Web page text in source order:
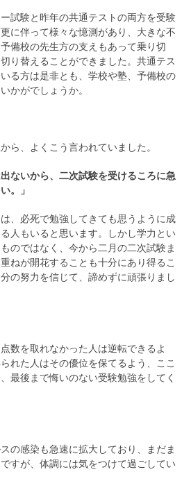
試験と昨年の共通テストの両方を受験
に伴って様々な憶測があり、大きな不
備校の先生方の支えもあって乗り切
り替えることができました。共通テス
る方は是非とも、学校や塾、予備校の
かがでしょうか。
ら、よくこう言われていました。
ないから、二次試験を受けるころに急
。」
、必死で勉強してきても思うように成
人もいると思います。しかし学力とい
のではなく、今から二月の二次試験ま
ねが開花することも十分にあり得るこ
の努力を信じて、諦めずに頑張りまし
数を取れなかった人は逆転できるよ
れた人はその優位を保てるよう、ここ
最後まで悔いのない受験勉強をしてく
の感染も急速に拡大しており、まだま
すが、体調には気をつけて過ごしてい